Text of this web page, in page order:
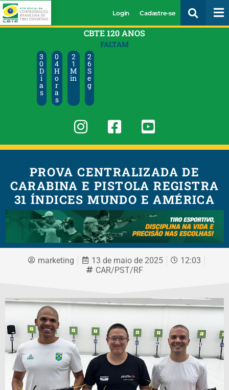
Login Cadastre-se
CBTE 120 ANOS
FALTAM
3
0
D
i
a
s
0
4
H
o
r
a
s
2
1
M
in
2
5
S
e
g
PROVA CENTRALIZADA DE
CARABINA E PISTOLA REGISTRA
31 ÍNDICES MUNDO E AMÉRICA
marketing 13 de maio de 2025
12:03
CAR/PST/RF